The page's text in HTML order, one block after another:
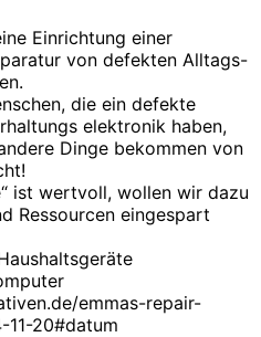
Einrichtung einer
von defekten Alltags-
die ein defekte
elektronik haben,
Dinge bekommen von
ist wertvoll, wollen wir dazu
Ressourcen eingespart
emmas-repair-
20#datum